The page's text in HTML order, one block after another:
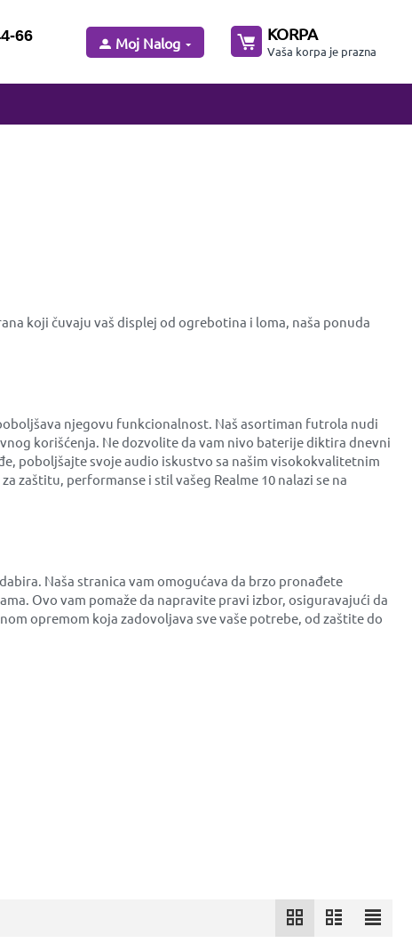
66 Moj Nalog KORPA
Vaša korpa je prazna
koji čuvaju vaš displej od ogrebotina i loma, naša ponuda
njegovu funkcionalnost. Naš asortiman futrola nudi
korišćenja. Ne dozvolite da vam nivo baterije diktira dnevni
poboljšajte svoje audio iskustvo sa našim visokokvalitetnim
zaštitu, performanse i stil vašeg Realme 10 nalazi se na
Naša stranica vam omogućava da brzo pronađete
Ovo vam pomaže da napravite pravi izbor, osiguravajući da
opremom koja zadovoljava sve vaše potrebe, od zaštite do